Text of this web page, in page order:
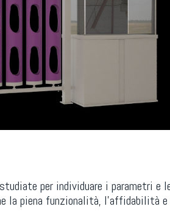
per individuare i parametri
la piena funzionalità, l’affidabilità